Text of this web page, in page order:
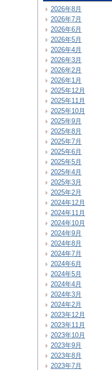
2026年8月
2026年7月
2026年6月
2026年5月
2026年4月
2026年3月
2026年2月
2026年1月
2025年12月
2025年11月
2025年10月
2025年9月
2025年8月
2025年7月
2025年6月
2025年5月
2025年4月
2025年3月
2025年2月
2024年12月
2024年11月
2024年10月
2024年9月
2024年8月
2024年7月
2024年6月
2024年5月
2024年4月
2024年3月
2024年2月
2023年12月
2023年11月
2023年10月
2023年9月
2023年8月
2023年7月